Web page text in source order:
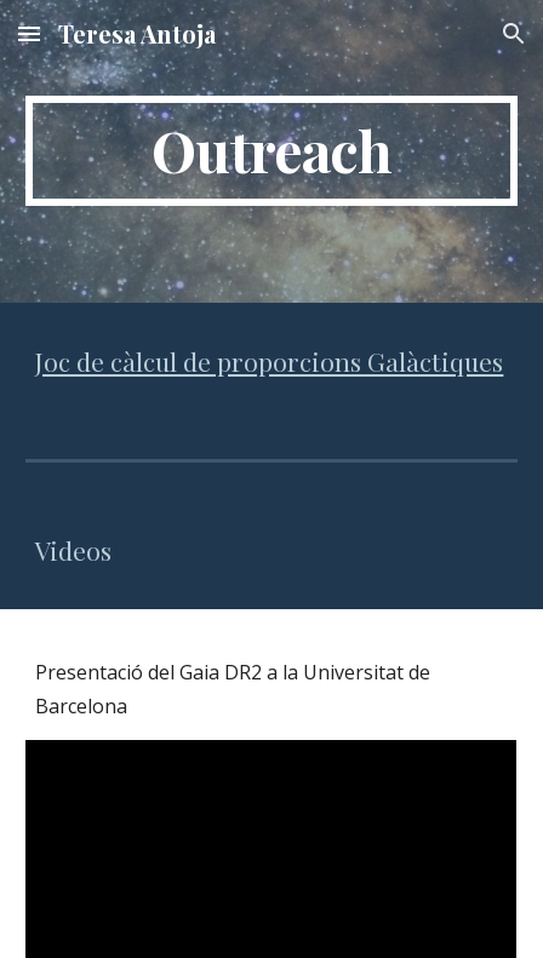
Skip to main content Skip to navigation
Teresa Antoja
Outreach
Joc de càlcul de proporcions Galàctiques
Videos
Presentació del Gaia DR2 a la Universitat de
Barcelona